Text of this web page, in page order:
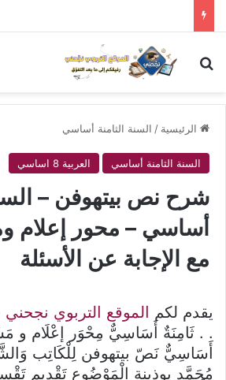
بحث عن
الرئيسية / السنة الثامنة أساسي
السنة الثامنة أساسي العربية 8 اساسي
شرح نص بيتهوفن –
أساسي – محور إعلام
مع الإجابة عن الأسئلة
يقدم لكم الموقع التربوي نجحني
. . ثَامِنَةٌ أَسَاسِيٌّ مِحْوَر إعْلَام و
أَسَاسِيٌّ نَصّ بيتهوفن لِلْكَاتِب
مُحَمَّد بوذينة الْمَوْضُوع تَقْدِيم